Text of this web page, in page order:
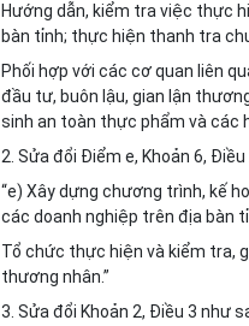
Hướng dẫn, kiểm tra việc thực
bàn tỉnh; thực hiện thanh tra
Phối hợp với các cơ quan liên
đầu tư, buôn lậu, gian lận
sinh an toàn thực phẩm và các
2. Sửa đổi Điểm e, Khoản 6, Điều
“e) Xây dựng chương trình, kế
các doanh nghiệp trên địa bàn
Tổ chức thực hiện và kiểm tra,
thương nhân.”
3. Sửa đổi Khoản 2, Điều 3 như